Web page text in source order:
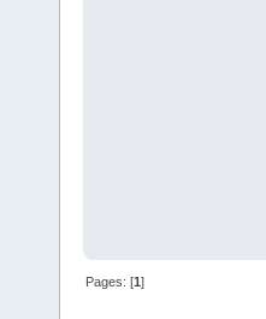
Pages: [1]